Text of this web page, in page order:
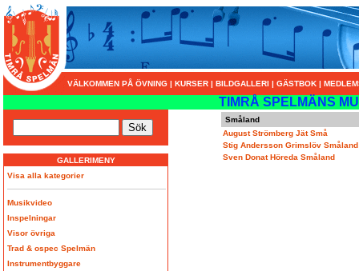
VÄLKOMMEN PÅ ÖVNING | KURSER | BILDGALLERI | GÄSTBOK |
TIMRÅ SPELMÄNS
GALLERIMENY
Visa alla kategorier
Musikvideo
Inspelningar
Visor övriga
Trad & ospec Spelmän
Instrumentbyggare
Småland
August Strömberg Jät Små
Stig Andersson Grimslöv Småland
Sven Donat Höreda Småland